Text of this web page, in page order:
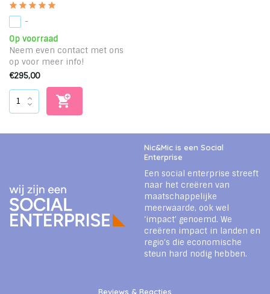
-
Op voorraad
Neem even contact met ons
op voor meer info!
€295,00
Nic&Mic is een Social
Enterprise
Een social enterprise streeft
naar het creëren van
maatschappelijke
meerwaarde, ook wel
‘impact’ genoemd. We
creëren impact in landen en
regio’s die economische
steun hard nodig hebben.
Reviews & Reacties